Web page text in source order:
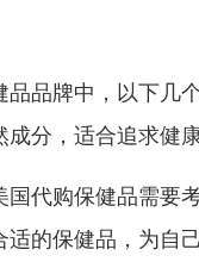
品品牌中，以下几
分，适合追求健
国代购保健品需要
的保健品，为自